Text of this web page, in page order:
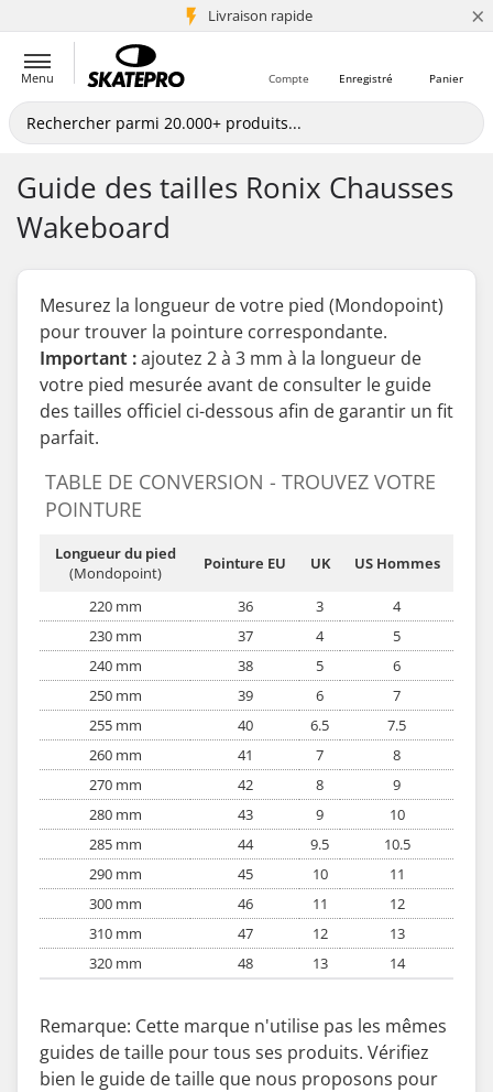
Livraison rapide
+5 mio de clients ×
Menu Panier
Enregistré
Compte
Guide des tailles Ronix Chausses
Wakeboard
Mesurez la longueur de votre pied (Mondopoint)
pour trouver la pointure correspondante.
Important :ajoutez 2 à 3 mm à la longueur de
votre pied mesuréeavant de consulter le guide
des tailles officiel ci-dessous afin de garantir un fit
parfait.
TABLE DE CONVERSION - TROUVEZ VOTRE
POINTURE
Longueur du pied
(Mondopoint)
Pointure EU UK US Hommes
220 mm 36 3
4
230 mm
37 4
5
240 mm
38 5
6
250 mm
39 6
7
255 mm
40 6.5
7.5
260 mm
41 7
8
270 mm
42 8
9
280 mm
43 9
10
285 mm
44 9.5
10.5
290 mm
45 10
11
300 mm
46 11
12
310 mm
47 12
13
320 mm
48 13 14
Remarque: Cette marque n'utilise pas les mêmes
guides de taille pour tous ses produits. Vérifiez
bien le guide de taille que nous proposons pour